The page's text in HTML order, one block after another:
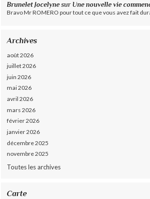
Brunelet Jocelyne sur Une nouvelle vie
Bravo Mr ROMERO pour tout ce que vous avez fait
Archives
août 2026
juillet 2026
juin 2026
mai 2026
avril 2026
mars 2026
février 2026
janvier 2026
décembre 2025
novembre 2025
Toutes les archives
Carte